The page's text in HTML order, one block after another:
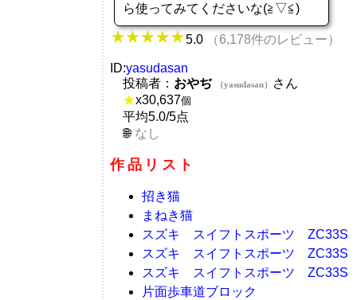
ら使ってみてくださいな(≧▽≦)
5.0 （6,178件のレビュー）
ID:yasudasan
投稿者： おやぢ （yasudasan）
さん
★x30,637個
平均5.0/5点
なし
作品リスト
招き猫
まねき猫
スズキ スイフトスポーツ ZC33S
スズキ スイフトスポーツ ZC33S
スズキ スイフトスポーツ ZC33S
片面歩車道ブロック